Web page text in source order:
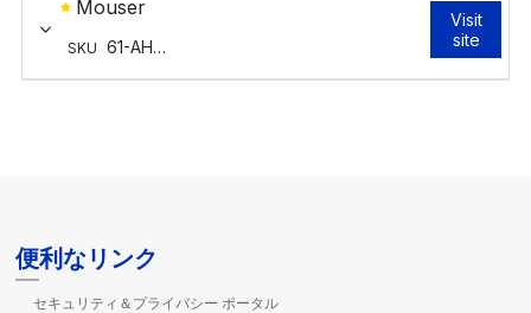
便利なリンク
セキュリティ＆プライバシー ポータル